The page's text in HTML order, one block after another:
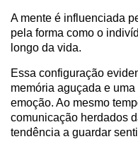
A mente é influenciada
pela forma como o
longo da vida.
Essa configuração
memória aguçada e
emoção. Ao mesmo
comunicação herdados
tendência a guardar